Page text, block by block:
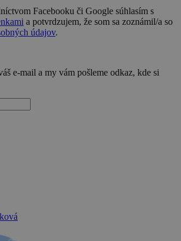
Facebooku či Google súhlasím s
a potvrdzujem, že som sa zoznámil/a so
údajov.
e-mail a my vám pošleme odkaz, kde si